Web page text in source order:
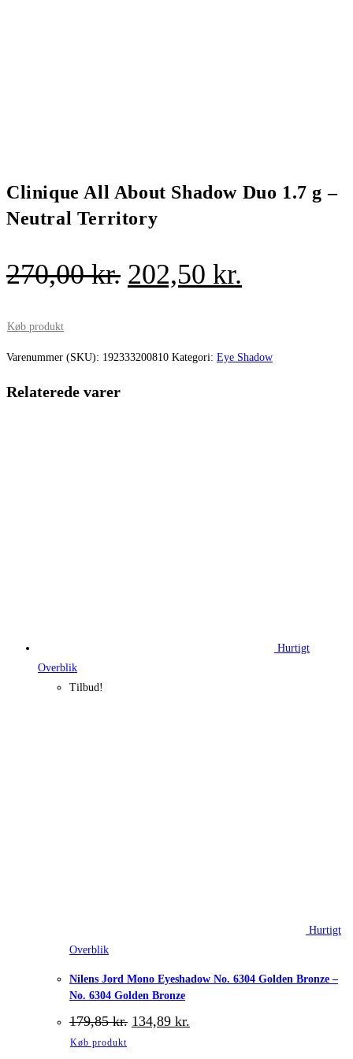
Clinique All About Shadow Duo 1.7 g –
Neutral Territory
270,00kr. Den
var:
202,50 kr.
er:
Køb produkt
Varenummer (SKU): 192333200810 Kategori: Eye Shadow
Relaterede varer
Hurtigt
Overblik
Tilbud!
Hurtigt
Overblik
Nilens Jord Mono Eyeshadow No. 6304 Golden Bronze –
No. 6304 Golden Bronze
179,85kr. Den
oprindelige
134,89 kr.
Køb produkt